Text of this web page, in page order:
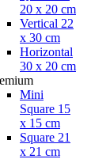
20 x 20 cm
Vertical 22
x 30 cm
Horizontal
30 x 20 cm
Mini
Square 15
x 15 cm
Square 21
x 21 cm